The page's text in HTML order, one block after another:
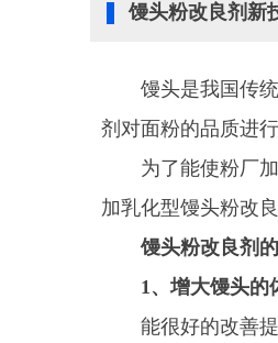
馒头粉改良剂新
馒头是我国传统
剂对面粉的品质进
为了能使粉厂加
加乳化型馒头粉改
馒头粉改良剂的
1、增大馒头的
能很好的改善提